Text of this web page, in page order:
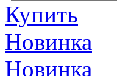
Купить
Новинка
Новинка